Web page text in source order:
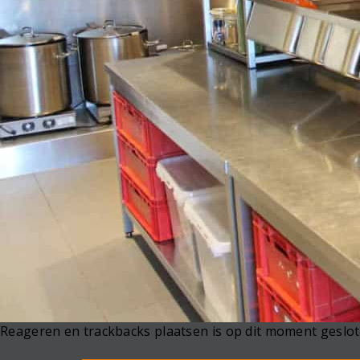
Reageren en trackbacks plaatsen is op dit moment